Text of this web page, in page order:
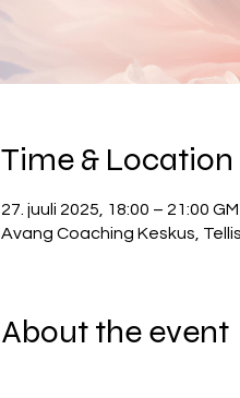
Time & Location
27. juuli 2025, 18:00 – 21:00
Avang Coaching Keskus,
About the event